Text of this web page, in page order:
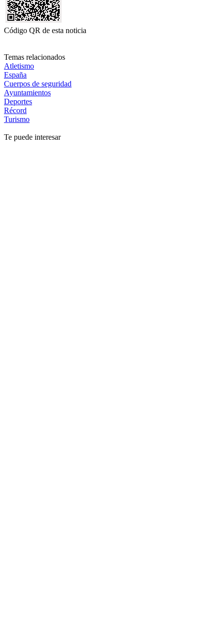
Código QR de esta noticia
Temas relacionados
Atletismo
España
Cuerpos de seguridad
Ayuntamientos
Deportes
Récord
Turismo
Te puede interesar